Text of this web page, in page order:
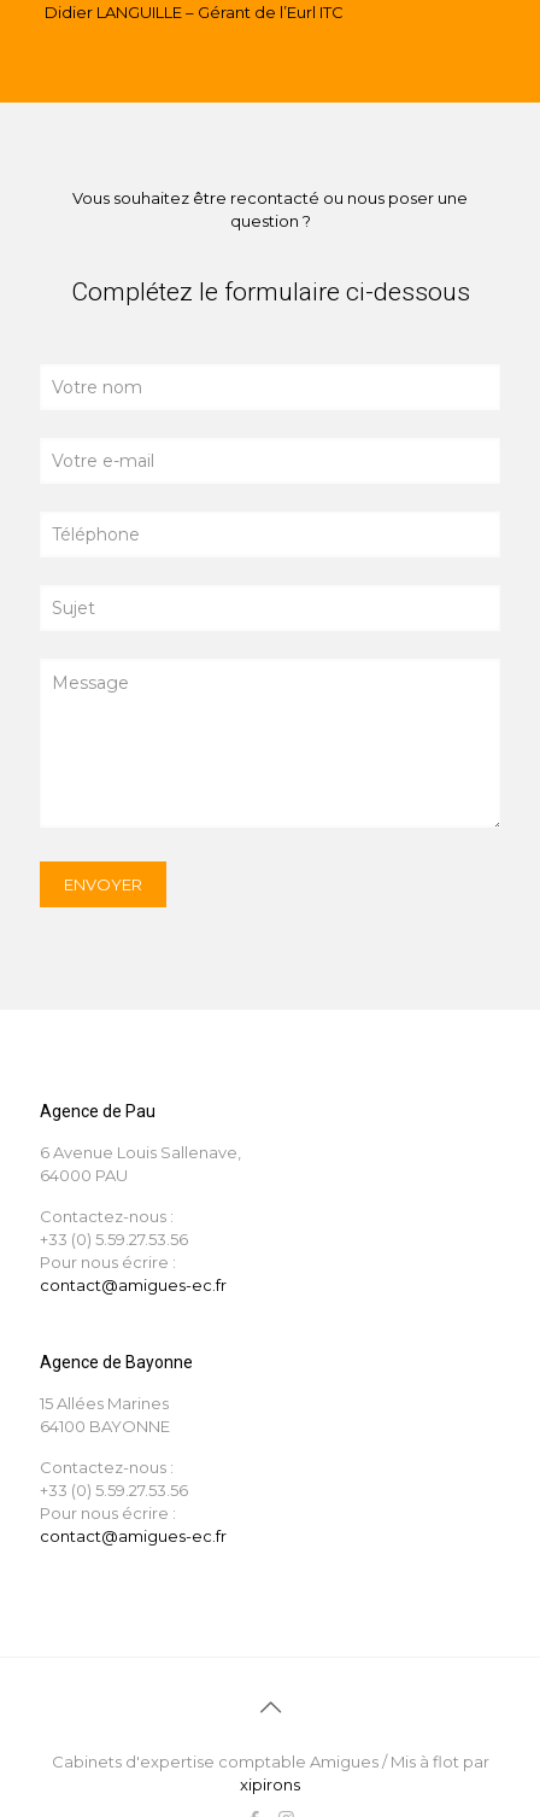
Didier LANGUILLE – Gérant de l’Eurl ITC
Vous souhaitez être recontacté ou nous poser une
question ?
Complétez le formulaire ci-dessous
Agence de Pau
6 Avenue Louis Sallenave,
64000 PAU
Contactez-nous :
+33 (0) 5.59.27.53.56
Pour nous écrire :
contact@amigues-ec.fr
Agence de Bayonne
15 Allées Marines
64100 BAYONNE
Contactez-nous :
+33 (0) 5.59.27.53.56
Pour nous écrire :
contact@amigues-ec.fr
Cabinets d'expertise comptable Amigues / Mis à flot par
xipirons